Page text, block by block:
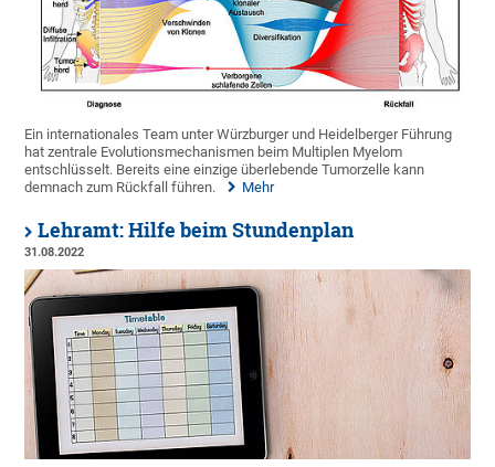
Ein internationales Team unter Würzburger und Heidelberger Führung
hat zentrale Evolutionsmechanismen beim Multiplen Myelom
entschlüsselt. Bereits eine einzige überlebende Tumorzelle kann
demnach zum Rückfall führen.
Mehr
Lehramt: Hilfe beim Stundenplan
31.08.2022